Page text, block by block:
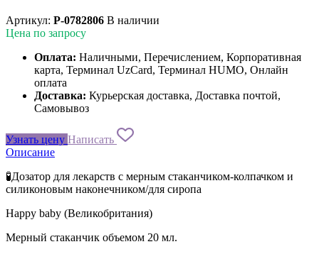
Артикул: P-0782806 В наличии
Цена по запросу
Оплата: Наличными, Перечислением, Корпоративная
карта, Терминал UzCard, Терминал HUMO, Онлайн
оплата
Доставка: Курьерская доставка, Доставка почтой,
Самовывоз
Узнать цену Написать
Описание
🧪Дозатор для лекарств с мерным стаканчиком-колпачком и
силиконовым наконечником/для сиропа
Happy baby (Великобритания)
Мерный стаканчик объемом 20 мл.